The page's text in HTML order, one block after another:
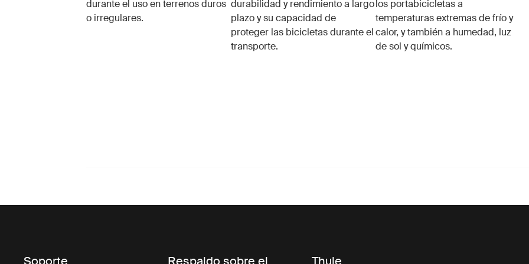
durante el uso en terrenos duros
o irregulares.
durabilidad y rendimiento a largo
plazo y su capacidad de
proteger las bicicletas durante el
transporte.
los portabicicletas a
temperaturas extremas de frío y
calor, y también a humedad, luz
de sol y químicos.